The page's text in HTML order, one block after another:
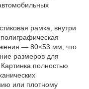
рамка, внутри
— 80×53 мм, что
размеров для
полностью
или плотному